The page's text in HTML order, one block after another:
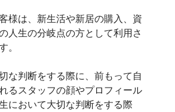
様は、新生活や新居の購入、資
人生の分岐点の方として利用さ
な判断をする際に、前もって自
るスタッフの顔やプロフィール
において大切な判断をする際